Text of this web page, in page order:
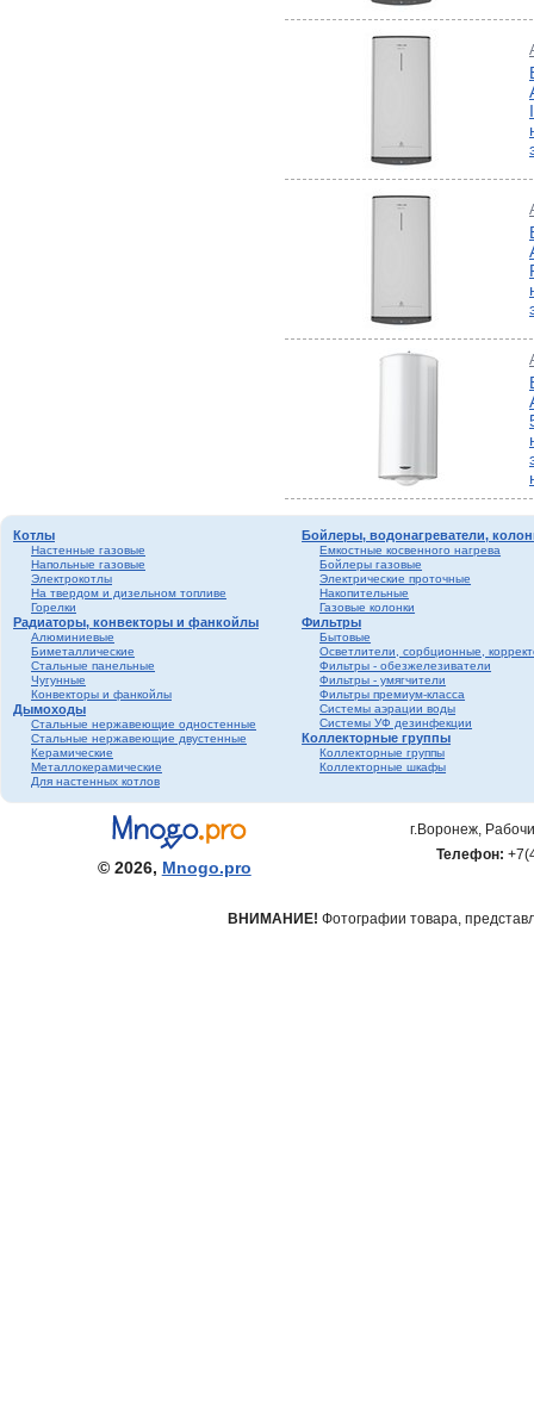
Котлы
Настенные газовые
Напольные газовые
Электрокотлы
На твердом и дизельном топливе
Горелки
Радиаторы, конвекторы и фанкойлы
Алюминиевые
Биметаллические
Стальные панельные
Чугунные
Конвекторы и фанкойлы
Дымоходы
Стальные нержавеющие одностенные
Стальные нержавеющие двустенные
Керамические
Металлокерамические
Для настенных котлов
Бойлеры, водонагреватели,
Емкостные косвенного нагрева
Бойлеры газовые
Электрические проточные
Накопительные
Газовые колонки
Фильтры
Бытовые
Осветлители, сорбционные,
Фильтры - обезжелезиватели
Фильтры - умягчители
Фильтры премиум-класса
Системы аэрации воды
Системы УФ дезинфекции
Коллекторные группы
Коллекторные группы
Коллекторные шкафы
© 2026, Mnogo.pro
г.Воронеж,
Телефон:
ВНИМАНИЕ! Фотографии товара,